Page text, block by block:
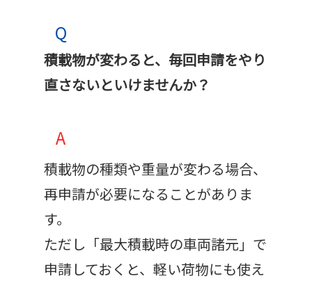
Q
積載物が変わると、毎回申請をやり
直さないといけませんか？
A
積載物の種類や重量が変わる場合、
再申請が必要になることがありま
す。
ただし「最大積載時の車両諸元」で
申請しておくと、軽い荷物にも使え